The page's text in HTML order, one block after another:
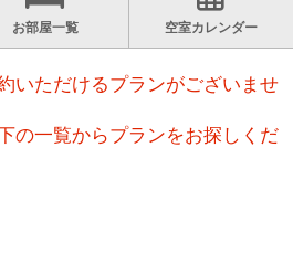
お部屋一覧 空室カレンダー
いただけるプランがございませ
の一覧からプランをお探しくだ